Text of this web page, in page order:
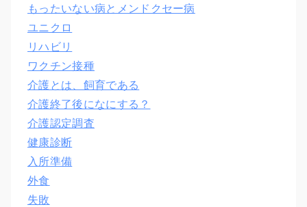
もったいない病とメンドクセー病
ユニクロ
リハビリ
ワクチン接種
介護とは、飼育である
介護終了後になにする？
介護認定調査
健康診断
入所準備
外食
失敗